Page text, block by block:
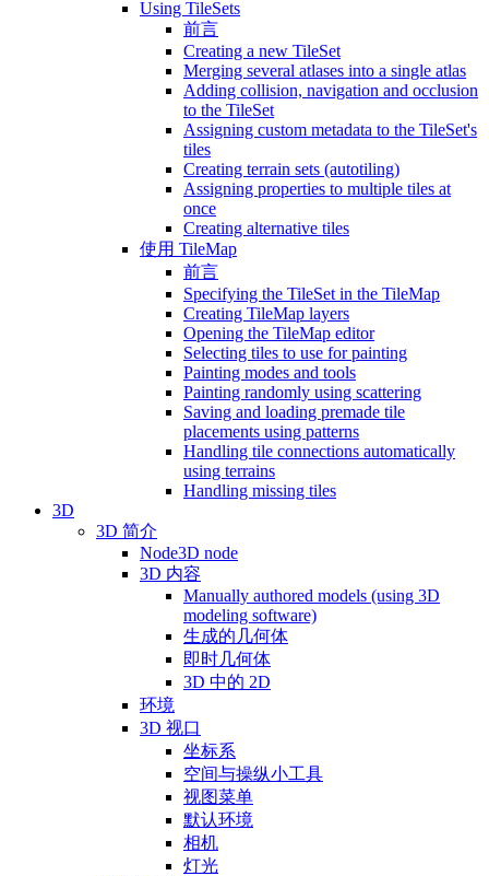
Using TileSets
前言
Creating a new TileSet
Merging several atlases into a single atlas
Adding collision, navigation and occlusion
to the TileSet
Assigning custom metadata to the TileSet's
tiles
Creating terrain sets (autotiling)
Assigning properties to multiple tiles at
once
Creating alternative tiles
使用 TileMap
前言
Specifying the TileSet in the TileMap
Creating TileMap layers
Opening the TileMap editor
Selecting tiles to use for painting
Painting modes and tools
Painting randomly using scattering
Saving and loading premade tile
placements using patterns
Handling tile connections automatically
using terrains
Handling missing tiles
3D
3D 简介
Node3D node
3D 内容
Manually authored models (using 3D
modeling software)
生成的几何体
即时几何体
3D 中的 2D
环境
3D 视口
坐标系
空间与操纵小工具
视图菜单
默认环境
相机
灯光